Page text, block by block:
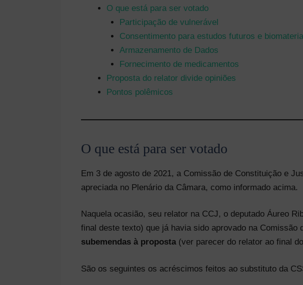
O que está para ser votado
Participação de vulnerável
Consentimento para estudos futuros e
Armazenamento de Dados
Fornecimento de medicamentos
Proposta do relator divide opiniões
Pontos polêmicos
O que está para ser votado
Em 3 de agosto de 2021, a Comissão de Constituição e
apreciada no Plenário da Câmara, como informado acima.
Naquela ocasião, seu relator na CCJ, o deputado Áureo
final deste texto) que já havia sido aprovado na Comissão
subemendas à proposta(ver parecer do relator ao final
São os seguintes os acréscimos feitos ao substituto da